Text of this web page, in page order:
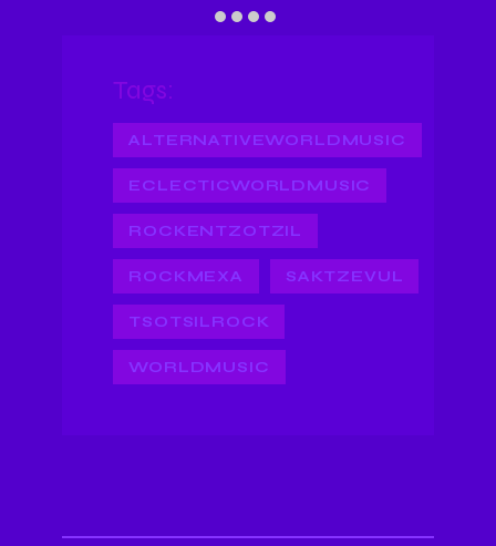
Tags:
ALTERNATIVEWORLDMUSIC
ECLECTICWORLDMUSIC
ROCKENTZOTZIL
ROCKMEXA SAKTZEVUL
TSOTSILROCK
WORLDMUSIC